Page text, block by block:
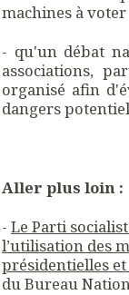
machines à
- qu'un débat
associations,
organisé afin
dangers
Aller plus loin :
- Le Parti
l’utilisation des
présidentielles
du Bureau